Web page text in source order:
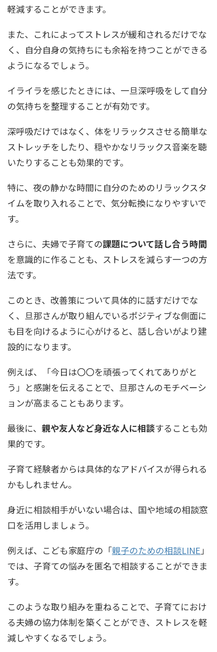
軽減することができます。
また、これによってストレスが緩和されるだけでな
く、自分自身の気持ちにも余裕を持つことができる
ようになるでしょう。
イライラを感じたときには、一旦深呼吸をして自分
の気持ちを整理することが有効です。
深呼吸だけではなく、体をリラックスさせる簡単な
ストレッチをしたり、穏やかなリラックス音楽を聴
いたりすることも効果的です。
特に、夜の静かな時間に自分のためのリラックスタ
イムを取り入れることで、気分転換になりやすいで
す。
さらに、夫婦で子育ての課題について話し合う時間
を意識的に作ることも、ストレスを減らす一つの方
法です。
このとき、改善策について具体的に話すだけでな
く、旦那さんが取り組んでいるポジティブな側面に
も目を向けるように心がけると、話し合いがより建
設的になります。
例えば、「今日は〇〇を頑張ってくれてありがと
う」と感謝を伝えることで、旦那さんのモチベーシ
ョンが高まることもあります。
最後に、 親や友人など身近な人に相談することも効
果的です。
子育て経験者からは具体的なアドバイスが得られる
かもしれません。
身近に相談相手がいない場合は、国や地域の相談窓
口を活用しましょう。
例えば、こども家庭庁の「親子のための相談LINE」
では、子育ての悩みを匿名で相談することができま
す。
このような取り組みを重ねることで、子育てにおけ
る夫婦の協力体制を築くことができ、ストレスを軽
減しやすくなるでしょう。